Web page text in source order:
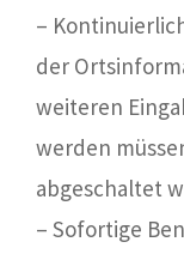
–
der
weiteren
werden
abgeschaltet
– Sofortige